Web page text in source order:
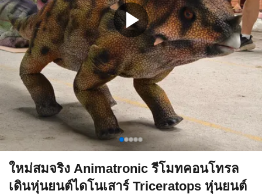
ใหม่สมจริง Animatronic รีโมทคอนโทรล
เดินหุ่นยนต์ไดโนเสาร์ Triceratops หุ่นยนต์